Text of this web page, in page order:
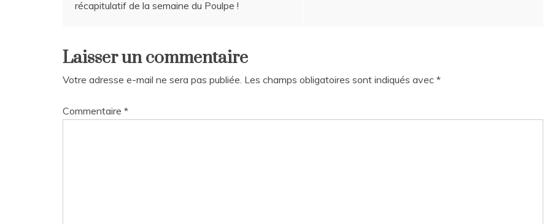
récapitulatif de la semaine du Poulpe !
Laisser un commentaire
Votre adresse e-mail ne sera pas publiée. Les champs obligatoires sont indiqués avec *
Commentaire *